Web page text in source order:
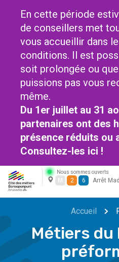
En cette période
de conseillers met
vous accueillir dans
conditions. Il est
soit prolongée ou
puissions pas vous
même.
Du 1er juillet au 31
partenaires ont des
présence réduits ou
Consultez-les ici !
Nous sommes ouverts
M 2 6 Arrêt
Accueil
Métiers